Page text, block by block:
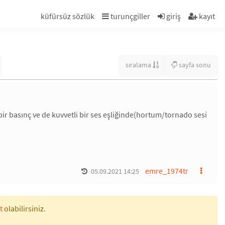
küfürsüz sözlük turunçgiller giriş kayıt
sıralama sayfa sonu
basınç ve de kuvvetli bir ses eşliğinde(hortum/tornado sesi
emre_1974tr
05.09.2021 14:25
olabilirsiniz.